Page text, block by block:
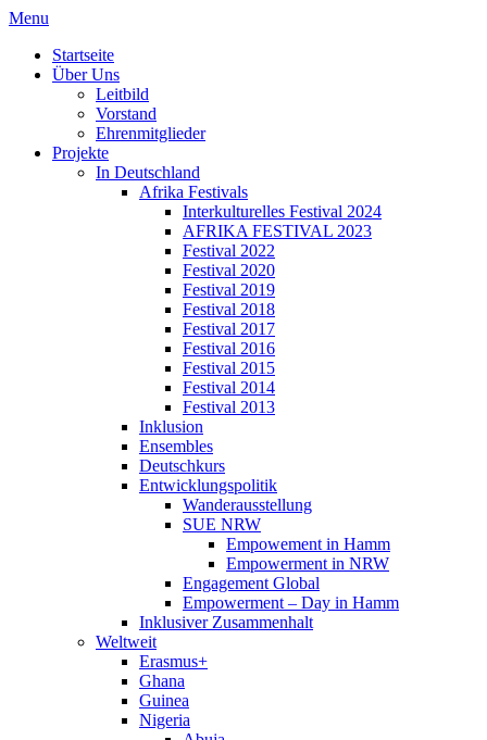
Menu
Startseite
Über Uns
Leitbild
Vorstand
Ehrenmitglieder
Projekte
In Deutschland
Afrika Festivals
Interkulturelles Festival 2024
AFRIKA FESTIVAL 2023
Festival 2022
Festival 2020
Festival 2019
Festival 2018
Festival 2017
Festival 2016
Festival 2015
Festival 2014
Festival 2013
Inklusion
Ensembles
Deutschkurs
Entwicklungspolitik
Wanderausstellung
SUE NRW
Empowement in Hamm
Empowerment in NRW
Engagement Global
Empowerment – Day in Hamm
Inklusiver Zusammenhalt
Weltweit
Erasmus+
Ghana
Guinea
Nigeria